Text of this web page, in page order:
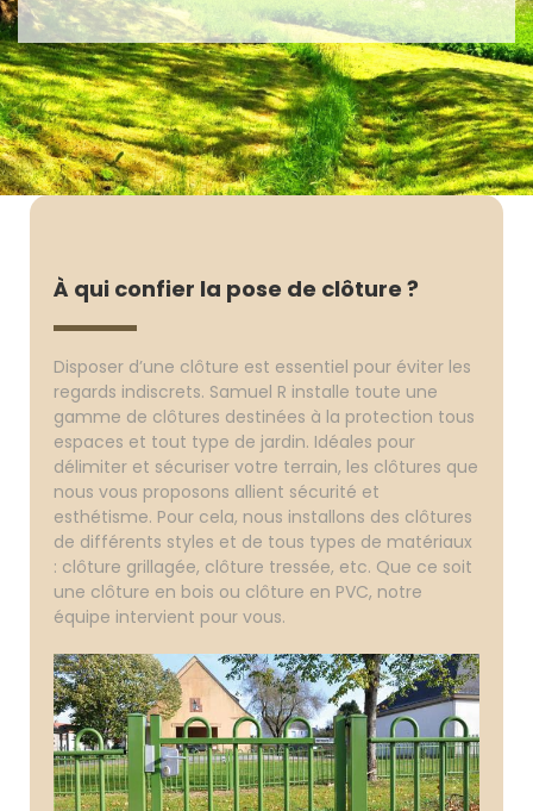
À qui confier la pose de clôture ?
Disposer d’une clôture est essentiel pour éviter les
regards indiscrets. Samuel R installe toute une
gamme de clôtures destinées à la protection tous
espaces et tout type de jardin. Idéales pour
délimiter et sécuriser votre terrain, les clôtures que
nous vous proposons allient sécurité et
esthétisme. Pour cela, nous installons des clôtures
de différents styles et de tous types de matériaux
: clôture grillagée, clôture tressée, etc. Que ce soit
une clôture en bois ou clôture en PVC, notre
équipe intervient pour vous.